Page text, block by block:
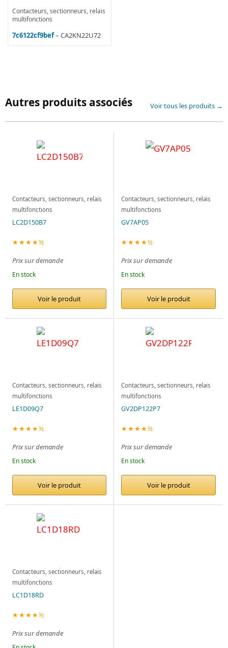
Contacteurs, sectionneurs, relais
multifonctions
7c6122cf9bef– CA2KN22U72
Autres produits associés Voir tous les produits →
Contacteurs, sectionneurs, relais
multifonctions
LC2D150B7
★★★★½
Prix sur demande
En stock
Voir le produit
Contacteurs, sectionneurs, relais
multifonctions
GV7AP05
★★★★½
Prix sur demande
En stock
Voir le produit
Contacteurs, sectionneurs, relais
multifonctions
LE1D09Q7
★★★★½
Prix sur demande
En stock
Voir le produit
Contacteurs, sectionneurs, relais
multifonctions
GV2DP122P7
★★★★½
Prix sur demande
En stock
Voir le produit
Contacteurs, sectionneurs, relais
multifonctions
LC1D18RD
★★★★½
Prix sur demande